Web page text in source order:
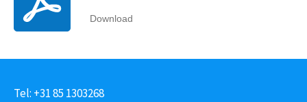
Download
Tel: +31 85 1303268